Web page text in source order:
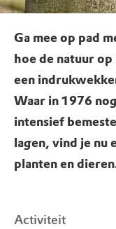
Ga mee op pad
hoe de natuur
een
Waar in 1976
intensief
lagen, vind je nu
planten en
Activiteit